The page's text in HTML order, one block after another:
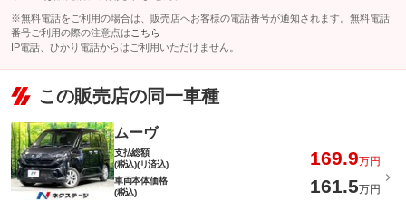
※無料電話をご利用の場合は、販売店へお客様の電話番号が通知されます。無料電話
番号ご利用の際の注意点は こちら
IP電話、ひかり電話からはご利用いただけません。
この販売店の同一車種
ムーヴ
支払総額
(税込)(リ済込)
169.9万円
車両本体価格
(税込)
161.5万円